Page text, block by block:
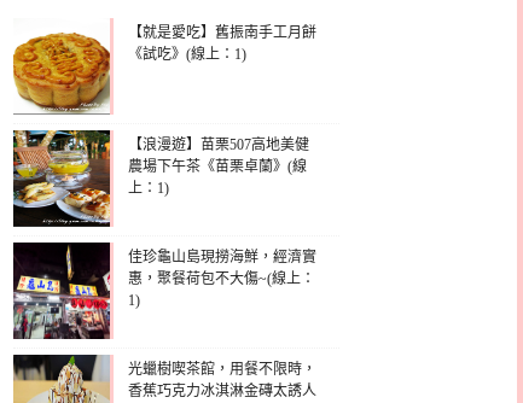
【就是愛吃】舊振南手工月餅
《試吃》(線上：1)
【浪漫遊】苗栗507高地美健
農場下午茶《苗栗卓蘭》(線
上：1)
佳珍龜山島現撈海鮮，經濟實
惠，聚餐荷包不大傷~(線上：
1)
光蠟樹喫茶館，用餐不限時，
香蕉巧克力冰淇淋金磚太誘人